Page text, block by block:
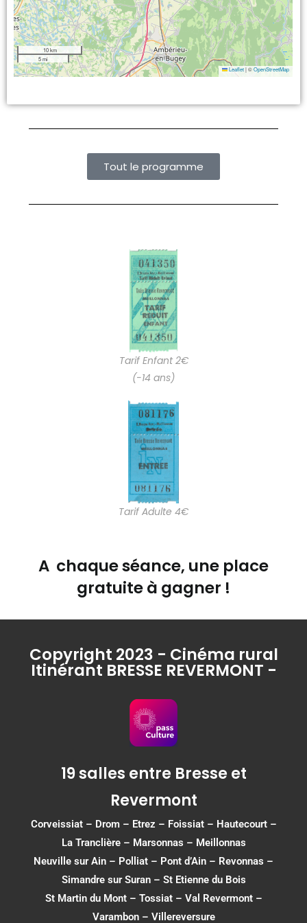
10 km
5 mi
Leaflet |©OpenStreetMap
Tout le programme
Tarif Enfant 2€
(-14 ans)
Tarif Adulte 4€
A chaque séance, une place
gratuite à gagner !
Copyright 2023 - Cinéma rural
Itinérant BRESSE REVERMONT -
19 salles entre Bresse et
Revermont
Corveissiat– Drom– Etrez – Foissiat– Hautecourt–
La Tranclière – Marsonnas – Meillonnas
Neuville sur Ain – Polliat – Pont d’Ain – Revonnas –
Simandre sur Suran– St Etienne du Bois
St Martin du Mont– Tossiat– Val Revermont–
Varambon– Villereversure